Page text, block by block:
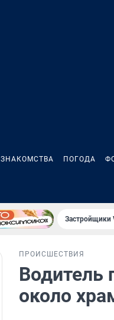
ЗНАКОМСТВА ПОГОДА
Застройщики
ПРОИСШЕСТВИЯ
Водитель
около